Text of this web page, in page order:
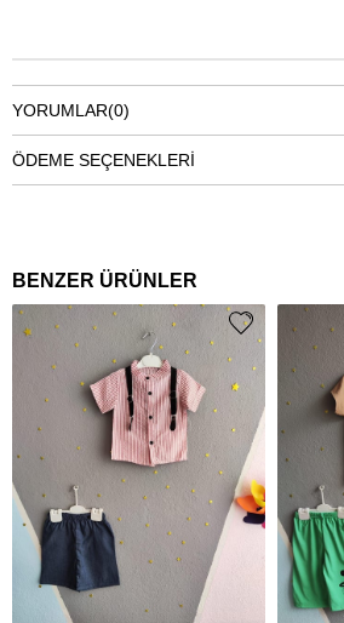
YORUMLAR(0)
ÖDEME SEÇENEKLERI
BENZER ÜRÜNLER